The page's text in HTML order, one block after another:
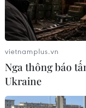
Việt Nam sẽ vượt
trưởng thị trường
Chứng khoán tiếp
vietnamplus.vn
Nga thông báo
Ukraine